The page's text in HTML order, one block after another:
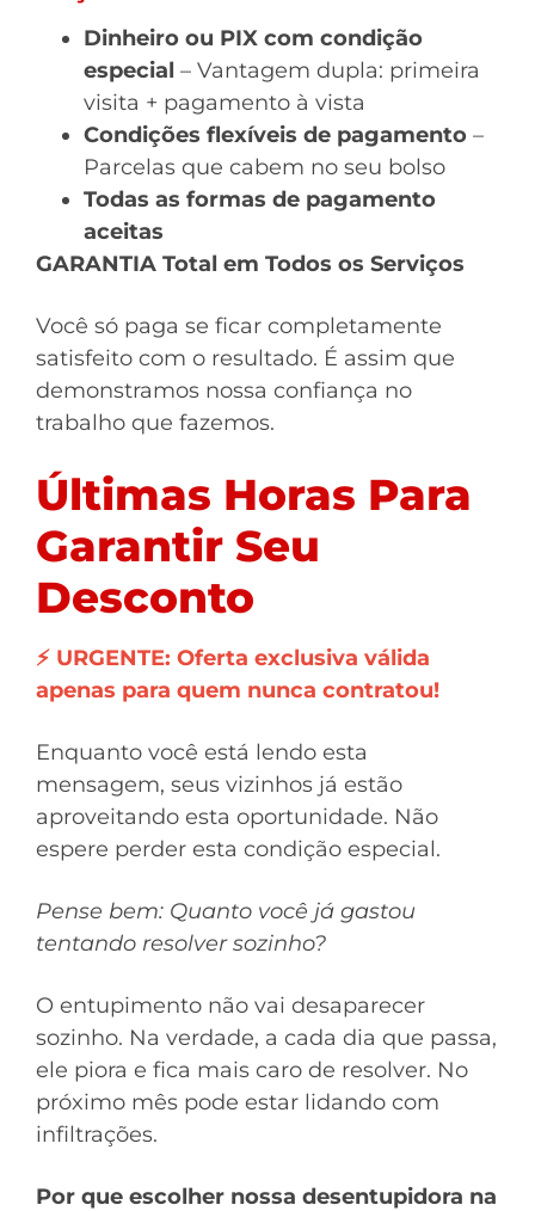
Dinheiro ou PIX com condição
especial – Vantagem dupla: primeira
visita + pagamento à vista
Condições flexíveis de pagamento –
Parcelas que cabem no seu bolso
Todas as formas de pagamento
aceitas
GARANTIA Total em Todos os Serviços
Você só paga se ficar completamente
satisfeito com o resultado. É assim que
demonstramos nossa confiança no
trabalho que fazemos.
Últimas Horas Para
Garantir Seu
Desconto
⚡ URGENTE: Oferta exclusiva válida
apenas para quem nunca contratou!
Enquanto você está lendo esta
mensagem, seus vizinhos já estão
aproveitando esta oportunidade. Não
espere perder esta condição especial.
Pense bem: Quanto você já gastou
tentando resolver sozinho?
O entupimento não vai desaparecer
sozinho. Na verdade, a cada dia que passa,
ele piora e fica mais caro de resolver. No
próximo mês pode estar lidando com
infiltrações.
Por que escolher nossa desentupidora na